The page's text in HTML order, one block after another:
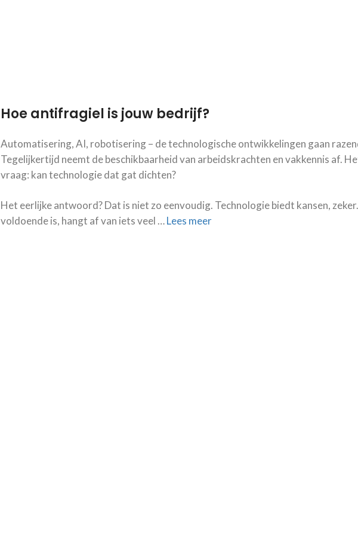
Hoe antifragiel is jouw bedrijf?
Automatisering, AI, robotisering – de technologische ontwikkelingen gaan
Tegelijkertijd neemt de beschikbaarheid van arbeidskrachten en vakkennis af.
vraag: kan technologie dat gat dichten?
Het eerlijke antwoord? Dat is niet zo eenvoudig. Technologie biedt kansen,
voldoende is, hangt af van iets veel …Lees meer